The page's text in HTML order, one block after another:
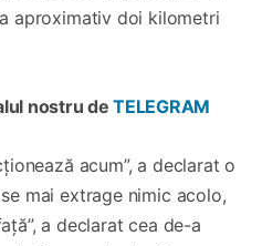
aproximativ doi kilometri
nostru deTELEGRAM
acum”, a declarat o
mai extrage nimic acolo,
a declarat cea de-a